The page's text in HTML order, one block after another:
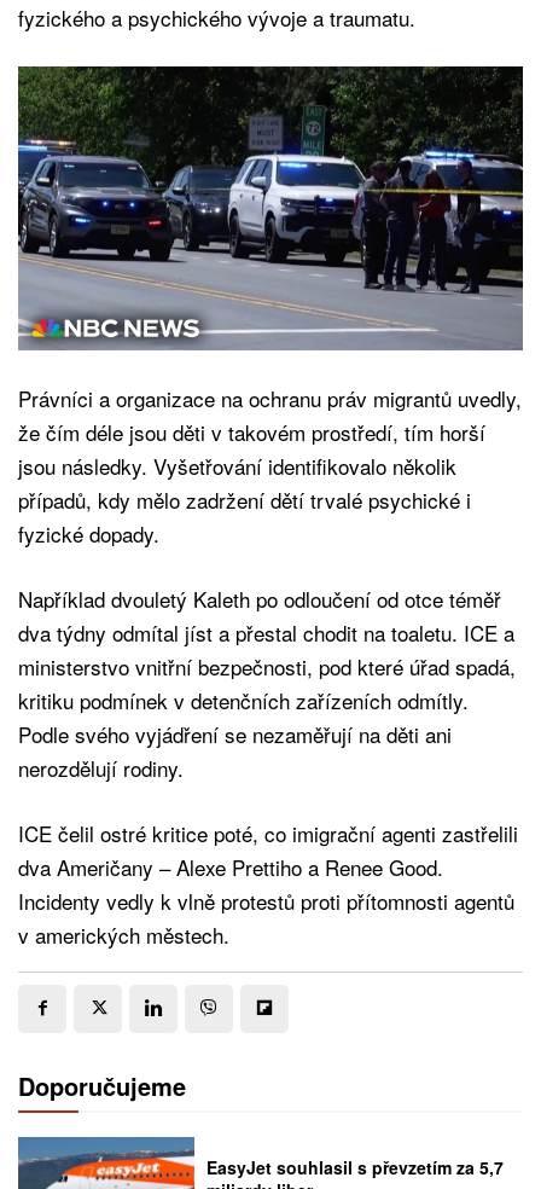
fyzického a psychického vývoje a traumatu.
Právníci a organizace na ochranu práv migrantů uvedly,
že čím déle jsou děti v takovém prostředí, tím horší
jsou následky. Vyšetřování identifikovalo několik
případů, kdy mělo zadržení dětí trvalé psychické i
fyzické dopady.
Například dvouletý Kaleth po odloučení od otce téměř
dva týdny odmítal jíst a přestal chodit na toaletu. ICE a
ministerstvo vnitřní bezpečnosti, pod které úřad spadá,
kritiku podmínek v detenčních zařízeních odmítly.
Podle svého vyjádření se nezaměřují na děti ani
nerozdělují rodiny.
ICE čelil ostré kritice poté, co imigrační agenti zastřelili
dva Američany – Alexe Prettiho a Renee Good.
Incidenty vedly k vlně protestů proti přítomnosti agentů
v amerických městech.
Doporučujeme
EasyJet souhlasil s převzetím za 5,7